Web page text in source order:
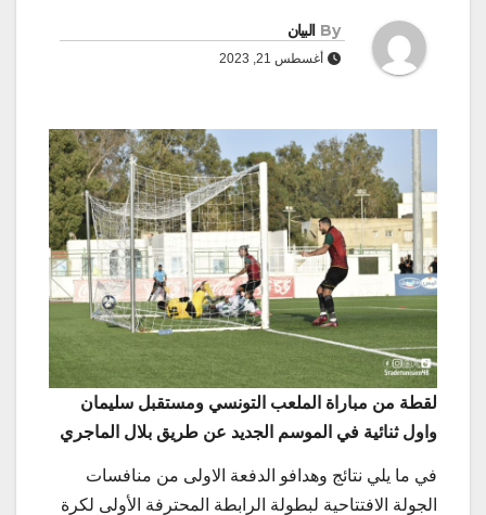
By البيان
أغسطس 21, 2023
لقطة من مباراة الملعب التونسي ومستقبل سليمان
واول ثنائية في الموسم الجديد عن طريق بلال الماجري
في ما يلي نتائج وهدافو الدفعة الاولى من منافسات
الجولة الافتتاحية لبطولة الرابطة المحترفة الأولى لكرة